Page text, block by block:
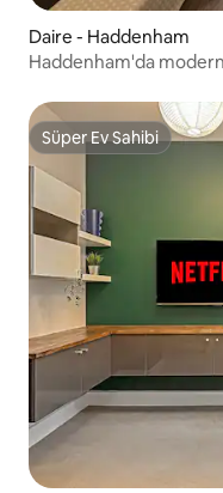
Daire - Haddenham
Haddenham'da
Süper Ev Sahibi
Süper Ev Sahibi